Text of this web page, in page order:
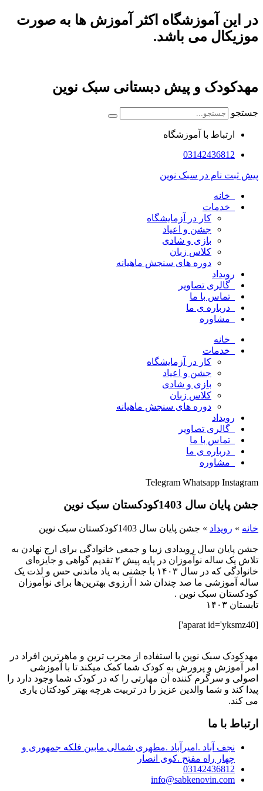
پرش
به
محتوا
در این آموزشگاه اکثر آموزش ها به صورت
موزیکال می باشد.
مهدکودک و پیش دبستانی سبک نوین
جستجو
ارتباط با آموزشگاه
03142436812
پیش ثبت نام در سبک نوین
خانه
خدمات
کار در آزمایشگاه
جشن و اعیاد
بازی و شادی
کلاس زبان
دوره های سنجش ماهیانه
رویداد
گالری تصاویر
تماس با ما
درباره ی ما
مشاوره
خانه
خدمات
کار در آزمایشگاه
جشن و اعیاد
بازی و شادی
کلاس زبان
دوره های سنجش ماهیانه
رویداد
گالری تصاویر
تماس با ما
درباره ی ما
مشاوره
Telegram Whatsapp Instagram
جشن پایان سال 1403کودکستان سبک نوین
خانه » رویداد » جشن پایان سال 1403کودکستان سبک نوین
جشن پایان سال رویدادی زیبا و جمعی خانوادگی برای ارج نهادن به
تلاش یک ساله نوآموزان در پایه پیش ۲ تقدیم گواهی و جایزه‌ای
خانوادگی که در سال ۱۴۰۳ با جشنی به یاد ماندنی حس و لذت یک
ساله آموزشی ما صد چندان شد ا آرزوی بهترین‌ها برای نوآموزان
کودکستان سبک نوین .
تابستان ۱۴۰۳
[aparat id='yksmz40']
مهدکودک سبک نوین با استفاده از مجرب ترین و ماهرترین افراد در
امر آموزش و پرورش به کودک شما کمک میکند تا با آموزشی
اصولی و سرگرم کننده آن مهارتی را که در کودک شما وجود دارد را
پیدا کند و شما والدین عزیز را در تربیت هرچه بهتر کودکتان یاری
می کند.
ارتباط با ما
نجف آباد .امیرآباد .مطهری شمالی مابین فلکه جمهوری و
چهار راه مفتح .کوی انصار
03142436812
info@sabkenovin.com